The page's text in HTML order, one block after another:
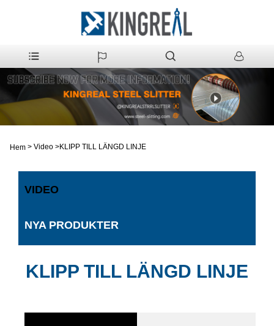
Hem > Video >KLIPP TILL LÄNGD LINJE
VIDEO
NYA PRODUKTER
KLIPP TILL LÄNGD LINJE